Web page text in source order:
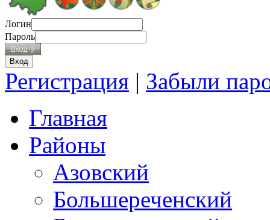
Логин
Пароль
Регистрация | Забыли
Главная
Районы
Азовский
Большереченский